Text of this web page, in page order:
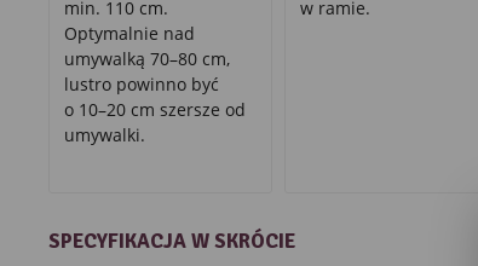
min. 110 cm.
Optymalnie nad
umywalką 70–80 cm,
lustro powinno być
o 10–20 cm szersze od
umywalki.
w ramie.
SPECYFIKACJA W SKRÓCIE